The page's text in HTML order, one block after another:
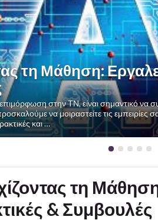
τη Μάθηση:
στην ΤΝ, είναι σημαντικό να
να μοιραστείτε τις εμπειρίες
και …
τη
& Συμβουλές